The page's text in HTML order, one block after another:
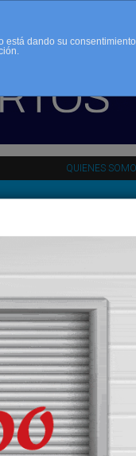
QUIENES
dando su